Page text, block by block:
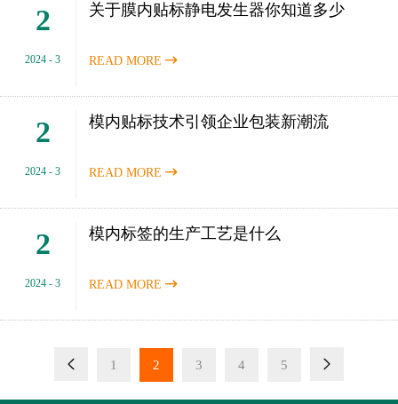
2
2024 - 3
关于膜内贴标静电发生器你知道多少
READ MORE 
2
2024 - 3
模内贴标技术引领企业包装新潮流
READ MORE 
2
2024 - 3
模内标签的生产工艺是什么
READ MORE 
 1 2 3 4 5 